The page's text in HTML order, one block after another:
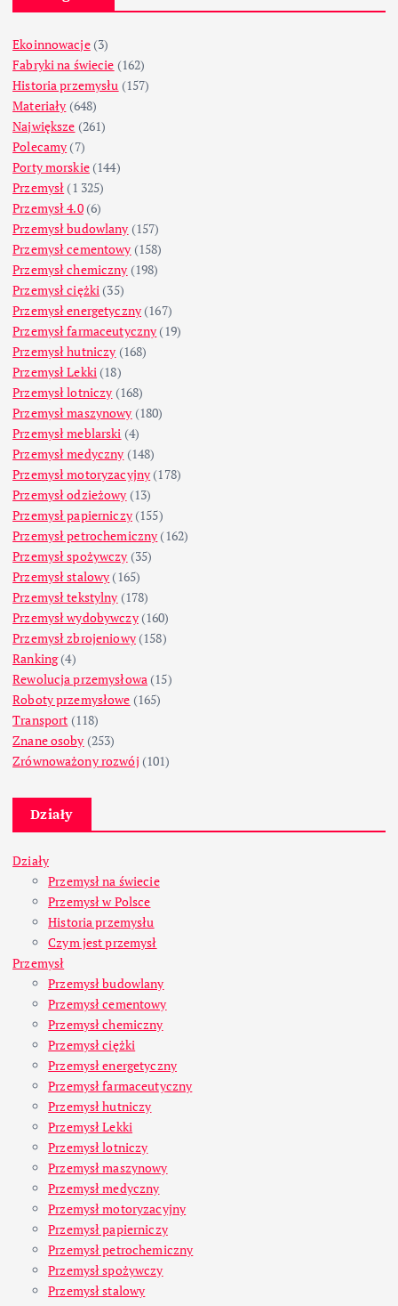
Ekoinnowacje(3)
Fabryki na świecie (162)
Historia przemysłu (157)
Materiały (648)
Największe (261)
Polecamy (7)
Porty morskie(144)
Przemysł (1 325)
Przemysł 4.0(6)
Przemysł budowlany (157)
Przemysł cementowy (158)
Przemysł chemiczny (198)
Przemysł ciężki (35)
Przemysł energetyczny (167)
Przemysł farmaceutyczny (19)
Przemysł hutniczy (168)
Przemysł Lekki (18)
Przemysł lotniczy (168)
Przemysł maszynowy (180)
Przemysł meblarski (4)
Przemysł medyczny (148)
Przemysł motoryzacyjny (178)
Przemysł odzieżowy (13)
Przemysł papierniczy(155)
Przemysł petrochemiczny (162)
Przemysł spożywczy (35)
Przemysł stalowy (165)
Przemysł tekstylny (178)
Przemysł wydobywczy(160)
Przemysł zbrojeniowy(158)
Ranking(4)
Rewolucja przemysłowa (15)
Roboty przemysłowe (165)
Transport (118)
Znane osoby (253)
Zrównoważony rozwój (101)
Działy
Działy
Przemysł na świecie
Przemysł w Polsce
Historia przemysłu
Czym jest przemysł
Przemysł
Przemysł budowlany
Przemysł cementowy
Przemysł chemiczny
Przemysł ciężki
Przemysł energetyczny
Przemysł farmaceutyczny
Przemysł hutniczy
Przemysł Lekki
Przemysł lotniczy
Przemysł maszynowy
Przemysł medyczny
Przemysł motoryzacyjny
Przemysł papierniczy
Przemysł petrochemiczny
Przemysł spożywczy
Przemysł stalowy